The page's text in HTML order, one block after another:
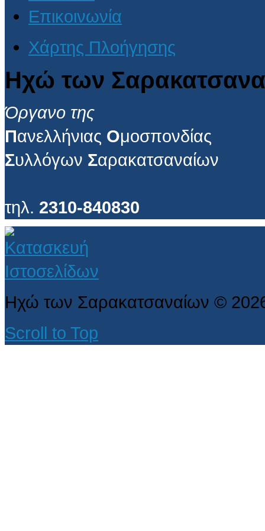
Επικοινωνία
Χάρτης Πλοήγησης
Ηχώ των
Όργανο της
Πανελλήνιας Ομοσπονδίας
Συλλόγων Σαρακατσαναίων
τηλ. 2310-840830
Ηχώ των Σαρακατσαναίων ©
Scroll to Top